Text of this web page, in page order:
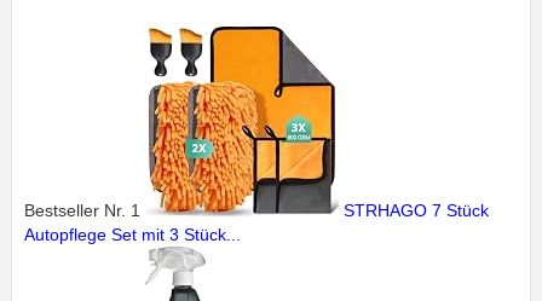
Bestseller Nr. 1
STRHAGO 7 Stück
Autopflege Set mit 3 Stück...